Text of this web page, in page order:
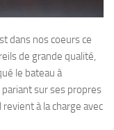
dans nos coeurs ce
de grande qualité,
le bateau à
sur ses propres
à la charge avec